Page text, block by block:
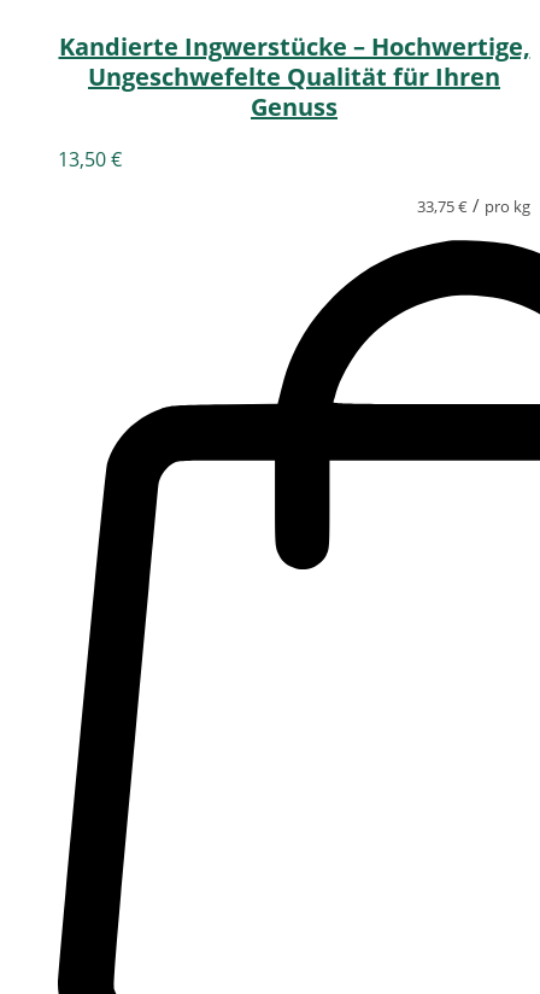
Kandierte Ingwerstücke – Hochwertige,
Ungeschwefelte Qualität für Ihren
Genuss
13,50€
33,75€ / pro kg